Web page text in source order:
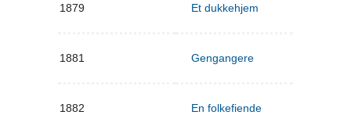
1879 Et dukkehjem
1881 Gengangere
1882 En folkefiende